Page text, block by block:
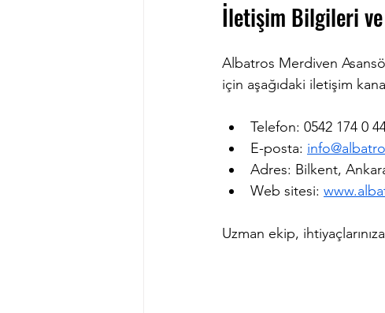
İletişim Bilgileri
Albatros Merdiven
için aşağıdaki iletişim
Telefon: 0542 174 0
E-posta:
Adres: Bilkent,
Web sitesi:
Uzman ekip,